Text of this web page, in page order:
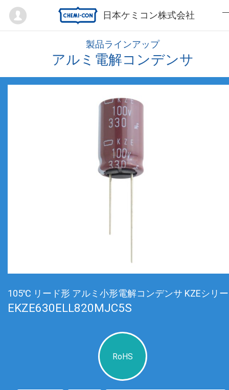
日本ケミコン株式会社
Mypage
製品ラインアップ
アルミ電解コンデンサ
105℃ リード形 アルミ小形電解コンデンサ KZEシリ
EKZE630ELL820MJC5S
RoHS